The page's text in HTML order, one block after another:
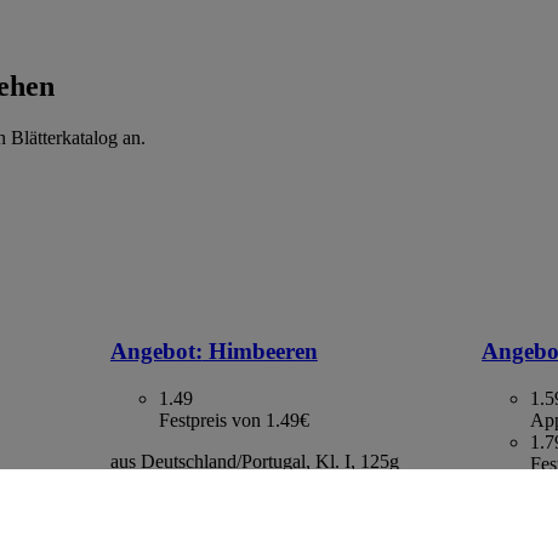
Blätterkatalog an.
I, 500g
Angebot: Himbeeren
1.49
Festpreis von 1.49€
aus Deutschland/Portugal, Kl. I, 125g
Kaktus,